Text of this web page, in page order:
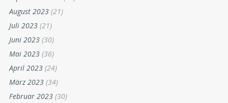
August 2023 (21)
Juli 2023 (21)
Juni 2023 (30)
Mai 2023 (36)
April 2023 (24)
März 2023 (34)
Februar 2023 (30)